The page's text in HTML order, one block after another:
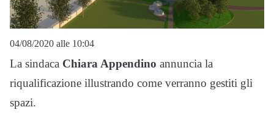
04/08/2020 alle 10:04
La sindaca Chiara Appendino annuncia la
riqualificazione illustrando come verranno gestiti gli
spazi.